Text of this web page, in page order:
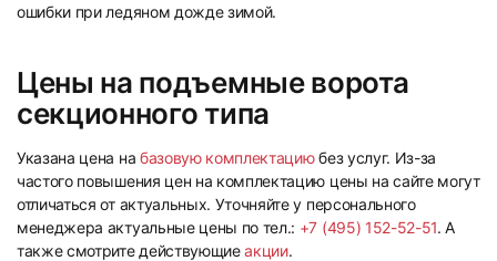
ошибки при ледяном дожде зимой.
Цены на подъемные ворота
секционного типа
Указана цена на базовую комплектациюбез услуг. Из-за
частого повышения цен на комплектацию цены на сайте могут
отличаться от актуальных. Уточняйте у персонального
менеджера актуальные цены по тел.: +7 (495) 152-52-51. А
также смотрите действующиеакции.